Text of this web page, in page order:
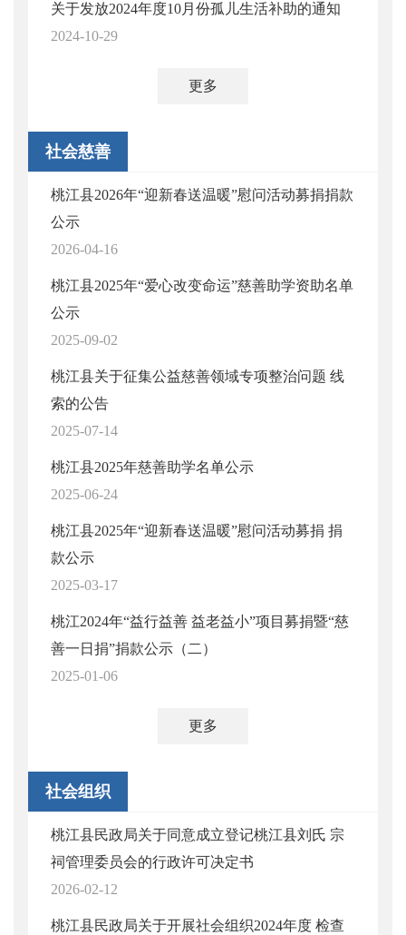
关于发放2024年度10月份孤儿生活补助的通知
2024-10-29
更多
社会慈善
桃江县2026年“迎新春送温暖”慰问活动募捐捐款
公示
2026-04-16
桃江县2025年“爱心改变命运”慈善助学资助名单
公示
2025-09-02
桃江县关于征集公益慈善领域专项整治问题 线
索的公告
2025-07-14
桃江县2025年慈善助学名单公示
2025-06-24
桃江县2025年“迎新春送温暖”慰问活动募捐 捐
款公示
2025-03-17
桃江2024年“益行益善 益老益小”项目募捐暨“慈
善一日捐”捐款公示（二）
2025-01-06
更多
社会组织
桃江县民政局关于同意成立登记桃江县刘氏 宗
祠管理委员会的行政许可决定书
2026-02-12
桃江县民政局关于开展社会组织2024年度 检查